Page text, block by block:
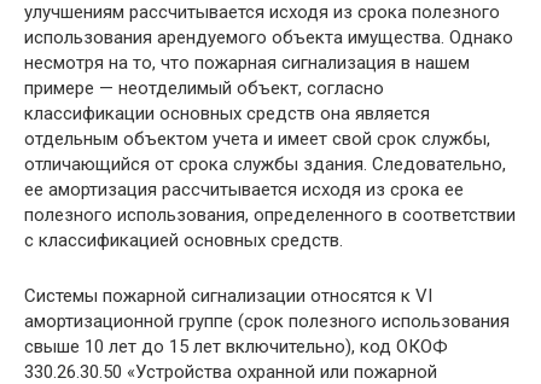
улучшениям рассчитывается исходя из срока полезного
использования арендуемого объекта имущества. Однако
несмотря на то, что пожарная сигнализация в нашем
примере — неотделимый объект, согласно
классификации основных средств она является
отдельным объектом учета и имеет свой срок службы,
отличающийся от срока службы здания. Следовательно,
ее амортизация рассчитывается исходя из срока ее
полезного использования, определенного в соответствии
с классификацией основных средств.
Системы пожарной сигнализации относятся к VI
амортизационной группе (срок полезного использования
свыше 10 лет до 15 лет включительно), код ОКОФ
330.26.30.50 «Устройства охранной или пожарной